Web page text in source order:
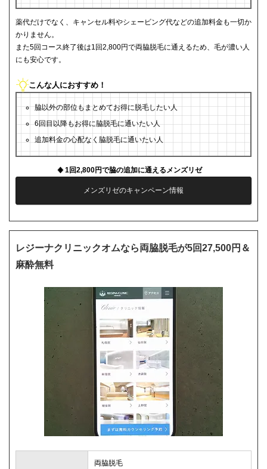
薬代だけでなく、キャンセル料やシェービング代などの追加料金も一切か
かりません。
また5回コース終了後は1回2,800円で両脇脱毛に通えるため、毛が濃い人
にも安心です。
こんな人におすすめ！
脇以外の部位もまとめてお得に脱毛したい人
6回目以降もお得に脇脱毛に通いたい人
追加料金の心配なく脇脱毛に通いたい人
1回2,800円で脇の追加に通えるメンズリゼ
メンズリゼのキャンペーン情報
レジーナクリニックオムなら両脇脱毛が5回27,500円＆
麻酔無料
両脇脱毛